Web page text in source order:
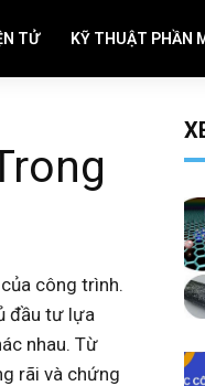
TỬ KỸ THUẬT PHẦN
công trình.
đầu tư lựa
nhau. Từ
rãi và chứng